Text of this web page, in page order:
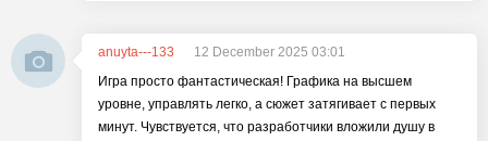
anuyta---133
12 December 2025 03:01
Игра просто фантастическая! Графика на высшем
уровне, управлять легко, а сюжет затягивает с первых
минут. Чувствуется, что разработчики вложили душу в